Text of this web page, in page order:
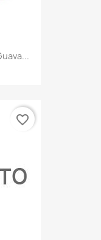
favorite_border